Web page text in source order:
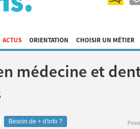
ACTUS ORIENTATION CHOISIR UN MÉTIER
médecine et
Besoin de + d'info ?